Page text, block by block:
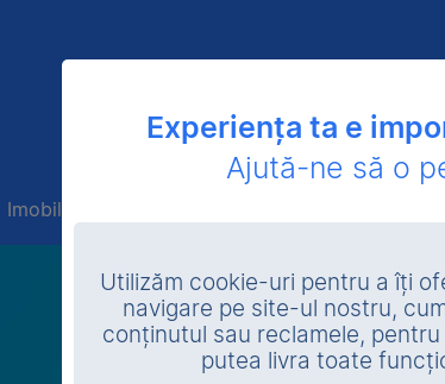
Imobile în executare
Experiența ta e
Ajută-ne să o
Utilizăm cookie-uri pentru a îți
navigare pe site-ul nostru,
conținutul sau reclamele,
putea livra toate